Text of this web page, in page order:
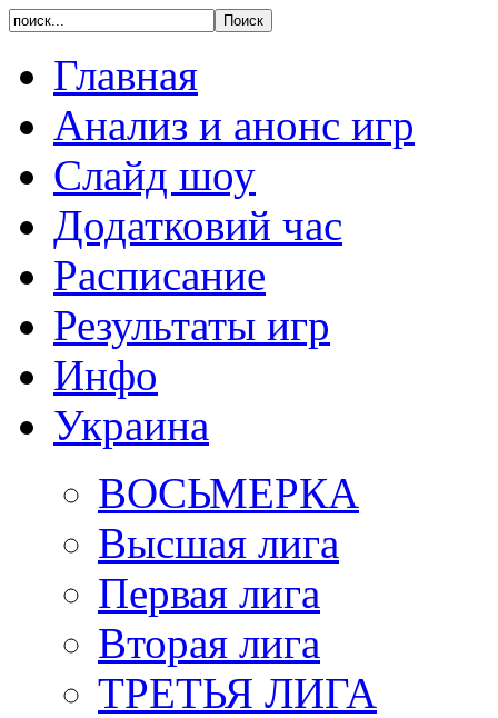
Главная
Анализ и анонс игр
Слайд шоу
Додатковий час
Расписание
Результаты игр
Инфо
Украина
ВОСЬМЕРКА
Высшая лига
Первая лига
Вторая лига
ТРЕТЬЯ ЛИГА